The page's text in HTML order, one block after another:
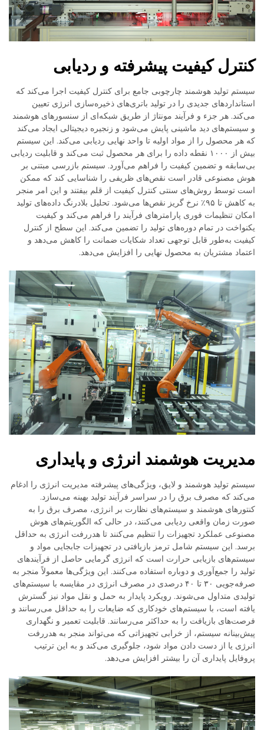
کنترل کیفیت پیشرفته و ردیابی
سیستم تولید هوشمند چارچوبی جامع برای کنترل کیفیت اجرا می‌کند که
استانداردهای جدیدی را در تولید باتری‌های ذخیره‌سازی انرژی تعیین
می‌کند. هر جزء و فرآیند مونتاژ از طریق شبکه‌ای از سنسورهای هوشمند
و سیستم‌های دید ماشینی پایش می‌شود و زنجیره دیجیتالی ایجاد می‌کند
که هر محصول را از مواد اولیه تا واحد نهایی ردیابی می‌کند. این سیستم
بیش از ۱۰۰۰ نقطه داده را برای هر محصول ثبت می‌کند و قابلیت ردیابی
بی‌سابقه و تضمین کیفیت را فراهم می‌آورد. سیستم بازرسی مبتنی بر
هوش مصنوعی قادر است نقص‌های ظریفی را شناسایی کند که ممکن
است توسط روش‌های سنتی کنترل کیفیت از قلم بیفتند و این امر منجر
به کاهش تا ۹۵٪ نرخ گریز نقص‌ها می‌شود. تحلیل بلادرنگ داده‌های تولید
امکان تنظیمات فوری پارامترهای فرآیند را فراهم می‌کند و کیفیت
یکنواخت در تمام دوره‌های تولید را تضمین می‌کند. این سطح از کنترل
کیفیت به‌طور قابل توجهی تعداد شکایات ضمانت را کاهش می‌دهد و
اعتماد مشتریان به محصول نهایی را افزایش می‌دهد.
مدیریت هوشمند انرژی و پایداری
سیستم تولید هوشمند و لایق، ویژگی‌های پیشرفته مدیریت انرژی را ادغام
می‌کند که مصرف برق را در سراسر فرآیند تولید بهینه می‌سازد.
کنتورهای هوشمند و سیستم‌های نظارت بر انرژی، مصرف برق را به
صورت زمان واقعی ردیابی می‌کنند، در حالی که الگوریتم‌های هوش
مصنوعی عملکرد تجهیزات را تنظیم می‌کنند تا هدررفت انرژی به حداقل
برسد. این سیستم شامل ترمز بازیافتی در تجهیزات جابجایی مواد و
سیستم‌های بازیابی حرارت است که انرژی گرمایی حاصل از فرآیندهای
تولید را جمع‌آوری و دوباره استفاده می‌کنند. این ویژگی‌ها معمولاً منجر به
صرفه‌جویی ۳۰ تا ۴۰ درصدی در مصرف انرژی در مقایسه با سیستم‌های
تولیدی متداول می‌شوند. رویکرد پایدار به حمل و نقل مواد نیز گسترش
یافته است، با سیستم‌های خودکاری که ضایعات را به حداقل می‌رسانند و
فرصت‌های بازیافت را به حداکثر می‌رسانند. قابلیت تعمیر و نگهداری
پیش‌بینانه سیستم، از خرابی تجهیزاتی که می‌تواند منجر به هدررفت
انرژی یا از دست دادن مواد شود، جلوگیری می‌کند و به این ترتیب
پروفایل پایداری آن را بیشتر افزایش می‌دهد.